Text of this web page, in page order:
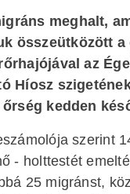
meghalt,
összeütközött
az
Híosz
kedden
szerint
- holttestét
25 migránst,